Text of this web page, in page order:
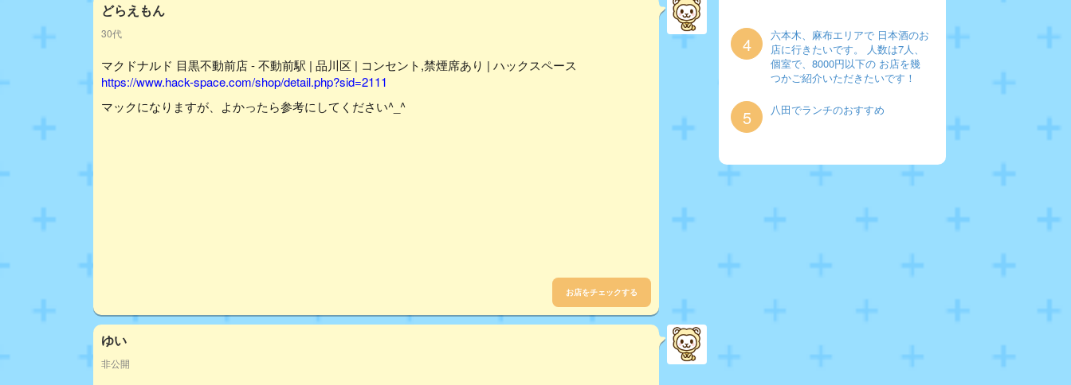
どらえもん
30代
マクドナルド 目黒不動前店 - 不動前駅 | 品川区 | コンセント,禁煙席あり | ハックスペース
https://www.hack-space.com/shop/detail.php?sid=2111
マックになりますが、よかったら参考にしてください^_^
お店をチェックする
ゆい
非公開
4
六本木、麻布エリアで 日本酒のお
店に行きたいです。 人数は7人、
個室で、8000円以下の お店を幾
つかご紹介いただきたいです！
5 八田でランチのおすすめ